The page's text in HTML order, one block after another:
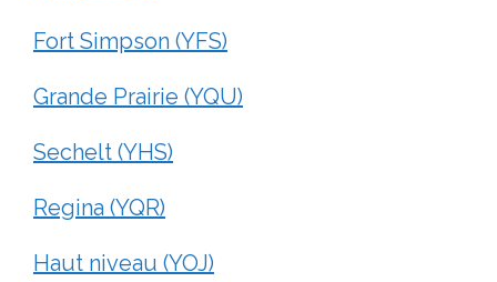
Fort Simpson (YFS)
Grande Prairie (YQU)
Sechelt (YHS)
Regina (YQR)
Haut niveau (YOJ)